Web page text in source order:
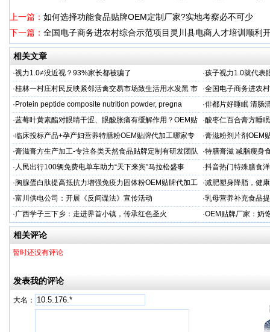
上一篇： 如何选择功能食品贴牌OEM定制厂家?实地考察必不可少
下一篇： 全国电子商务进农村综合示范项目灵川县电商人才培训顺利
相关文章
·视力1.0≠没近视？93%家长都被骗了 ·孩子视力1.0就代表
·桂林一村庄村民反映紧邻活禽交易市场致生活用水发黑 市
场称属“造谣”，联合调查组介入调查
·全国电子商务进农
利开班
· Protein peptide composite nutrition powder, pregna ·俳都片好睡眠 清肠
·蓝莓叶黄素酯对眼睛干涩、眼酸胀痛有缓解作用？OEM贴
牌代工
·酸枣仁百合膏方睡
厂
·临床投标产品+孕产妇营养特膳粉OEM贴牌代加工哪家专
业
·膏滋粉剂片剂OEM
·膏滋膏方生产加工-专注各类天然食品贴牌定制有研发团队
厂家
·特膳膏滋 减脂瘦身
务商
· 人民出行100辆免费电单车助力“天下来宾”马拉松盛事 ·抖音热门特殊膳食
牌加工
· 胸腺蛋白肽提高抵抗力增强免疫力固体粉OEM贴牌代加工
服务商
·减肥塑身降脂，健
服务商
·富川供电公司：开展《反间谍法》宣传活动 ·乳母营养补充食品
工
·广西学子三下乡：走进界首小镇，传承红色圣火 ·OEM贴牌厂家：奶
一步！
相关评论
暂时还没有评论
发表我的评论
大名：